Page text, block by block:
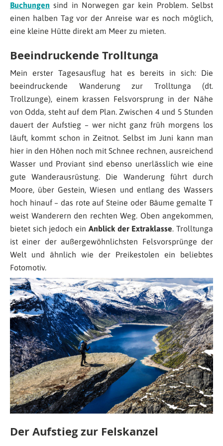
Buchungen sind in Norwegen gar kein Problem. Selbst
einen halben Tag vor der Anreise war es noch möglich,
eine kleine Hütte direkt am Meer zu mieten.
Beeindruckende Trolltunga
Mein erster Tagesausflug hat es bereits in sich: Die
beeindruckende Wanderung zur Trolltunga (dt.
Trollzunge), einem krassen Felsvorsprung in der Nähe
von Odda, steht auf dem Plan. Zwischen 4 und 5 Stunden
dauert der Aufstieg – wer nicht ganz früh morgens los
läuft, kommt schon in Zeitnot. Selbst im Juni kann man
hier in den Höhen noch mit Schnee rechnen, ausreichend
Wasser und Proviant sind ebenso unerlässlich wie eine
gute Wanderausrüstung. Die Wanderung führt durch
Moore, über Gestein, Wiesen und entlang des Wassers
hoch hinauf – das rote auf Steine oder Bäume gemalte T
weist Wanderern den rechten Weg. Oben angekommen,
bietet sich jedoch ein Anblick der Extraklasse. Trolltunga
ist einer der außergewöhnlichsten Felsvorsprünge der
Welt und ähnlich wie der Preikestolen ein beliebtes
Fotomotiv.
Der Aufstieg zur Felskanzel